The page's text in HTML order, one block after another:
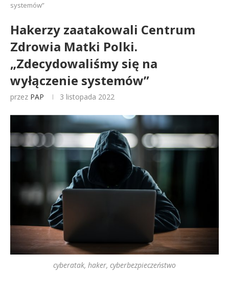
systemów”
Hakerzy zaatakowali Centrum
Zdrowia Matki Polki.
„Zdecydowaliśmy się na
wyłączenie systemów”
przez PAP 3 listopada 2022
cyberatak, haker, cyberbezpieczeństwo